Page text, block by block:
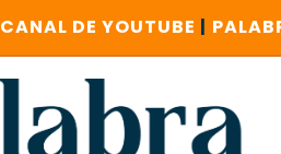
CANAL DE YOUTUBE |